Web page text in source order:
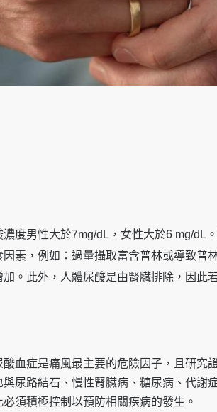
度男性大於7mg/dL，女性大於6 mg/dL
素，例如：過量攝取富含普林或導致普
。此外，人體尿酸是由腎臟排除，因此
血症是痛風最主要的危險因子，且研究
尿路結石、慢性腎臟病、糖尿病、代謝
須積極控制以預防相關疾病的發生。